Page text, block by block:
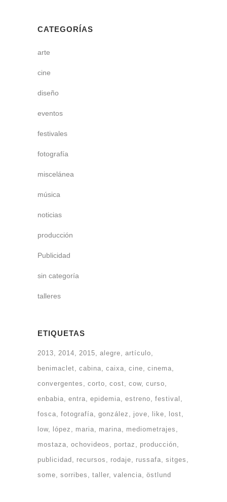
CATEGORÍAS
arte
cine
diseño
eventos
festivales
fotografía
miscelánea
música
noticias
producción
Publicidad
sin categoría
talleres
ETIQUETAS
2013 2014 2015 alegre
artículo
benimaclet
cabina caixa cine
cinema
convergentes
corto cost cow curso
enbabia
entra epidemia estreno
festival
fosca
fotografía gonzález jove like
lost
low
lópez maria marina
mediometrajes
mostaza
ochovideos portaz
producción
publicidad
recursos rodaje russafa
sitges
some
sorribes taller valencia östlund